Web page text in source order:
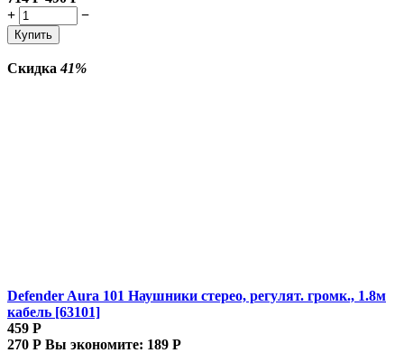
+
−
Купить
Скидка41%
Defender Aura 101 Наушники стерео, регулят. громк., 1.8м
кабель [63101]
459 Р
270 Р Вы экономите: 189 Р